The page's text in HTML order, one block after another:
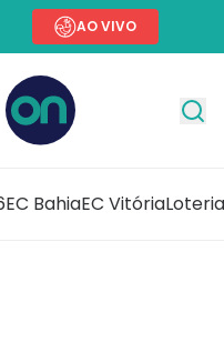
AO VIVO
EC BahiaEC Vitória